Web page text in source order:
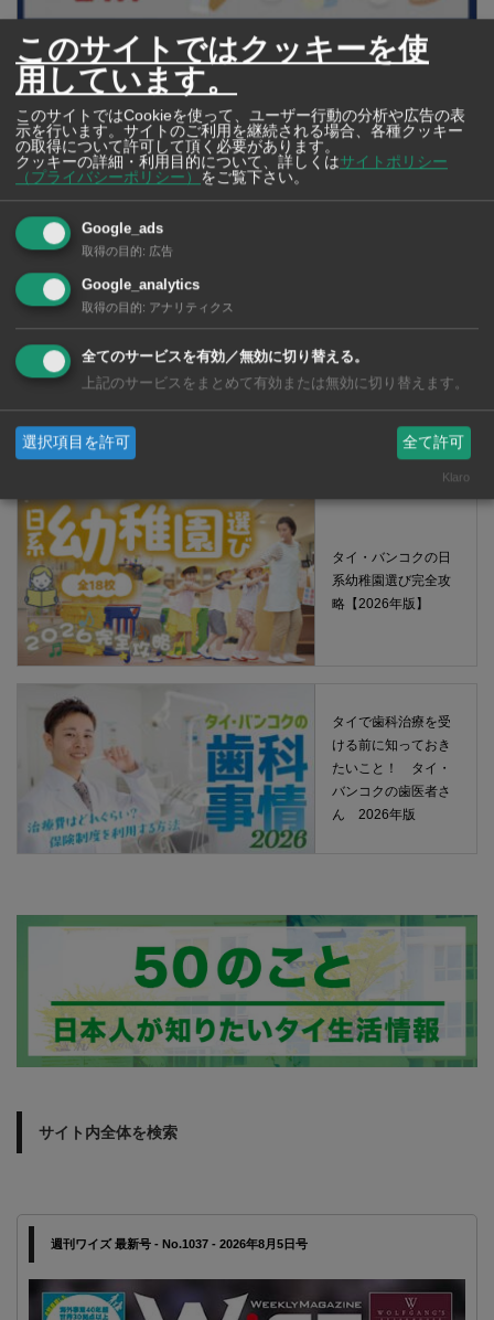
【タイ・バンコク】 マルシェトンロー内の「TOPS」で買える薬
2026年版
【タイ・バンコ
タイ・バンコクの保
育園選び完全攻略
【2026年版】
タイ・バンコクの日
系幼稚園選び完全攻
略【2026年版】
タイで歯科治療を受
ける前に知っておき
たいこと！ タイ・
バンコクの歯医者さ
ん 2026年版
サイト内全体を検索
週刊ワイズ 最新号 - No.1037 - 2026年8月5日号
このサイトではクッキーを使
用しています。
このサイトではCookieを使って、ユーザー行動の分析や広告の表
示を行います。サイトのご利用を継続される場合、各種クッキー
の取得について許可して頂く必要があります。
クッキーの詳細・利用目的について、詳しくはサイトポリシー
（プライバシーポリシー）
をご覧下さい。
Google_ads
取得の目的: 広告
Google_analytics
取得の目的: アナリティクス
全てのサービスを有効／無効に切り替える。
上記のサービスをまとめて有効または無効に切り替えます。
選択項目を許可 全て許可
Klaro